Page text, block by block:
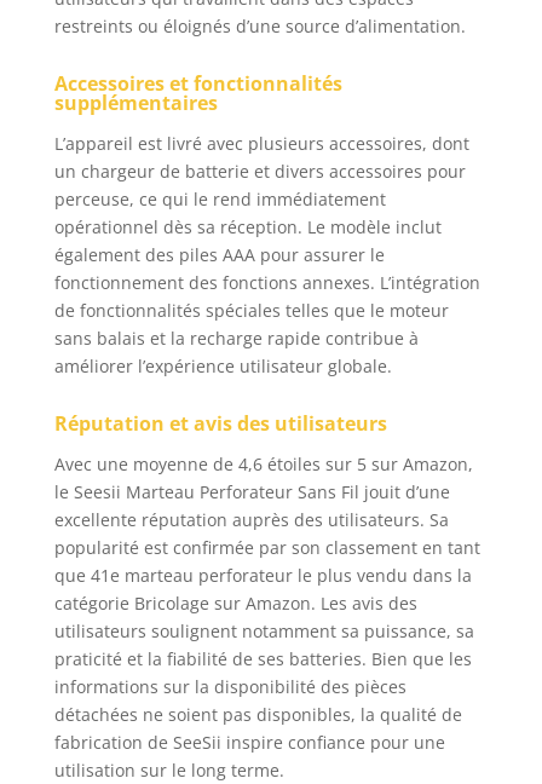
percussion et
burinage avec ce
SDS Plus. Que ce soit
étagères, buriner du
carrelage ou fixer des
boulons dans les
murs, ce perforateur à
batterie polyvalent
s’adapte à chaque
tâche et remplace trois
outils essentiels en un
seul. [Autonomie
prolongée avec deux
deux batteries 21V
4000mAh et d’un
chargeur rapide, cette
perceuse à percussion
sans fil garantit une
plus grande
autonomie et moins
d’interruptions. Idéale
pour une utilisation
continue dans tous vos
projets. [Design
ergonomique et
convivial]: Doté d’un
embrayage de sécurité
anti-rotation et d’un
restreints ou éloignés d’une source d’alimentation.
Accessoires et fonctionnalités
supplémentaires
L’appareil est livré avec plusieurs accessoires, dont
un chargeur de batterie et divers accessoires pour
perceuse, ce qui le rend immédiatement
opérationnel dès sa réception. Le modèle inclut
également des piles AAA pour assurer le
fonctionnement des fonctions annexes. L’intégration
de fonctionnalités spéciales telles que le moteur
sans balais et la recharge rapide contribue à
améliorer l’expérience utilisateur globale.
Réputation et avis des utilisateurs
Avec une moyenne de 4,6 étoiles sur 5 sur Amazon,
le Seesii Marteau Perforateur Sans Fil jouit d’une
excellente réputation auprès des utilisateurs. Sa
popularité est confirmée par son classement en tant
que 41e marteau perforateur le plus vendu dans la
catégorie Bricolage sur Amazon. Les avis des
utilisateurs soulignent notamment sa puissance, sa
praticité et la fiabilité de ses batteries. Bien que les
informations sur la disponibilité des pièces
détachées ne soient pas disponibles, la qualité de
fabrication de SeeSii inspire confiance pour une
utilisation sur le long terme.